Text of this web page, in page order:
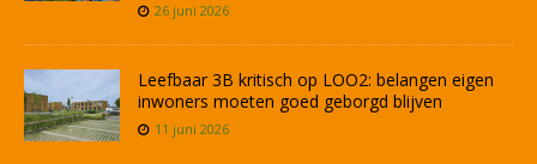
26 juni 2026
Leefbaar 3B kritisch op LOO2: belangen eigen
inwoners moeten goed geborgd blijven
11 juni 2026